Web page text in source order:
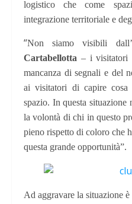
logistico che come
integrazione territoriale e
“Non siamo visibili
Cartabellotta – i visitatori
mancanza di segnali e del
ai visitatori di capire cosa
spazio. In questa situazione
la volontà di chi in questo
pieno rispetto di coloro che
questa grande opportunità”.
Ad aggravare la situazione